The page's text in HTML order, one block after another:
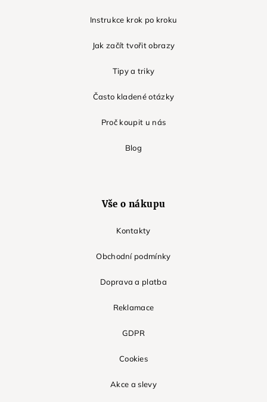
Instrukce krok po kroku
Jak začít tvořit obrazy
Tipy a triky
Často kladené otázky
Proč koupit u nás
Blog
Vše o nákupu
Kontakty
Obchodní podmínky
Doprava a platba
Reklamace
GDPR
Cookies
Akce a slevy